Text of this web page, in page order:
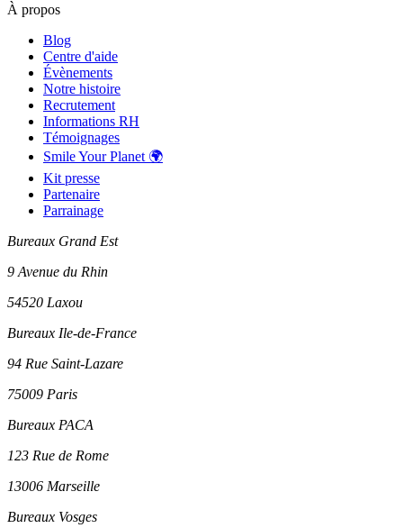
À propos
Blog
Centre d'aide
Évènements
Notre histoire
Recrutement
Informations RH
Témoignages
Smile Your Planet 🌍
Kit presse
Partenaire
Parrainage
Bureaux Grand Est
9 Avenue du Rhin
54520 Laxou
Bureaux Ile-de-France
94 Rue Saint-Lazare
75009 Paris
Bureaux PACA
123 Rue de Rome
13006 Marseille
Bureaux Vosges